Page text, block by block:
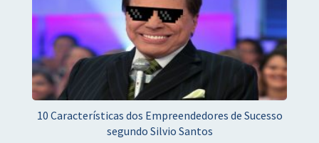
10 Características dos Empreendedores de Sucesso
segundo Silvio Santos